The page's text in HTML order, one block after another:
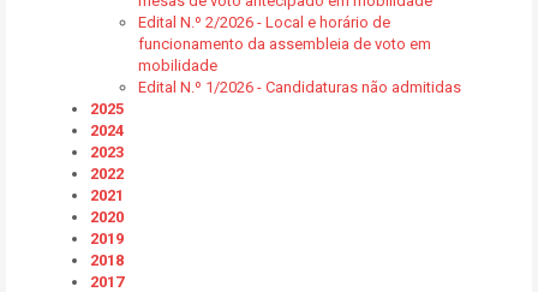
Edital N.º 2/2026 - Local e horário de
funcionamento da assembleia de voto em
mobilidade
Edital N.º 1/2026 - Candidaturas não admitidas
2025
2024
2023
2022
2021
2020
2019
2018
2017